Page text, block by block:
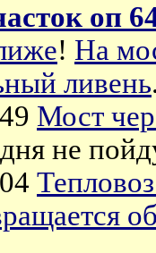
оп
! На
ливень
Мост
не